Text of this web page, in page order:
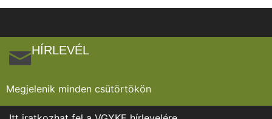
HÍRLEVÉL
Megjelenik minden csütörtökön